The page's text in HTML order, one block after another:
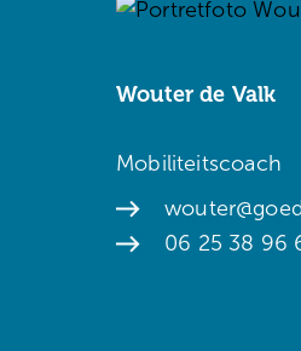
Wouter de Valk
Mobiliteitscoach
06 25 38 96